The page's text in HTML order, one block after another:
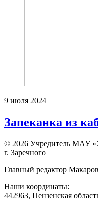
9 июля 2024
Запеканка из
© 2026 Учредитель МАУ
г. Заречного
Главный редактор
Наши координаты:
442963, Пензенская